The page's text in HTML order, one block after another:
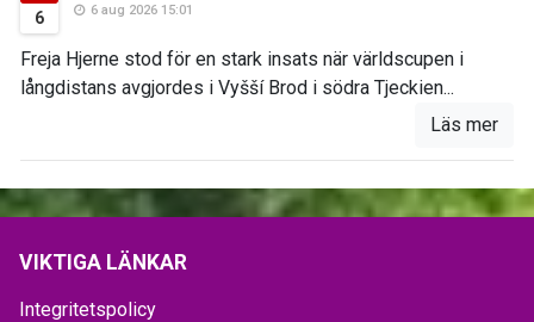
6 6 aug 2026 15:01
Freja Hjerne stod för en stark insats när världscupen i
långdistans avgjordes i Vyšší Brod i södra Tjeckien...
Läs mer
VIKTIGA LÄNKAR
Integritetspolicy